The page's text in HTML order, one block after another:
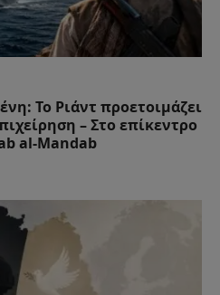
Το Ριάντ προετοιμάζει
– Στο επίκεντρο
al-Mandab